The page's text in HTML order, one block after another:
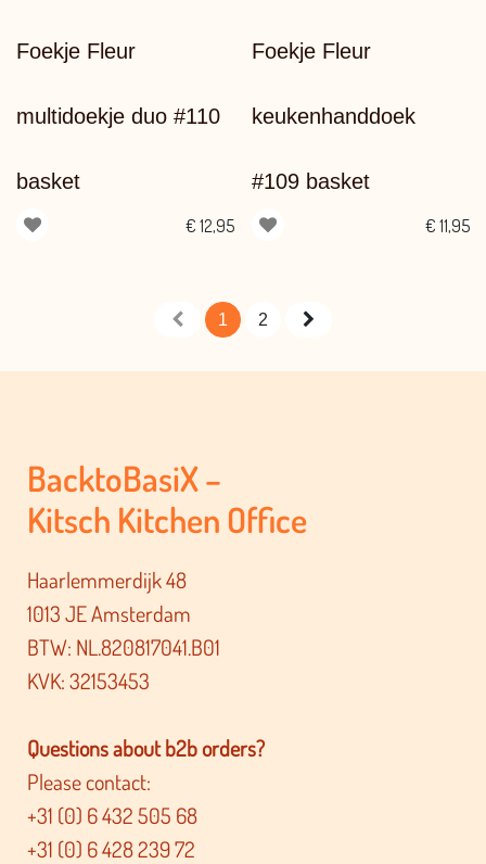
Foekje Fleur
multidoekje duo #110
basket
€ 12,95
Foekje Fleur
keukenhanddoek
#109 basket
€ 11,95
1 2
BacktoBasiX –
Kitsch Kitchen Office
Haarlemmerdijk 48
1013 JE Amsterdam
BTW: NL.820817041.B01
KVK: 32153453
Questions about b2b orders?
Please contact:
+31 (0) 6 432 505 68
+31 (0) 6 428 239 72